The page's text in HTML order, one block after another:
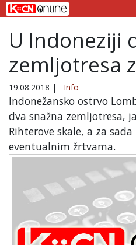
U Indoneziji
zemljotresa
19.08.2018 | Info
Indonežansko ostrvo
dva snažna zemljotresa,
Rihterove skale, a za
eventualnim žrtvama.